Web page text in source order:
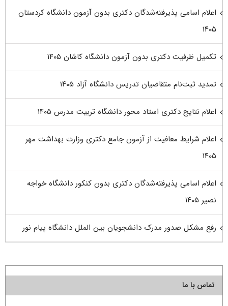
اعلام اسامی پذیرفته‌شدگان دکتری بدون آزمون دانشگاه کردستان
۱۴۰۵
تکمیل ظرفیت دکتری بدون آزمون دانشگاه کاشان ۱۴۰۵
تمدید ثبت‌نام متقاضیان تدریس دانشگاه آزاد ۱۴۰۵
اعلام نتایج دکتری استاد محور دانشگاه تربیت مدرس ۱۴۰۵
اعلام شرایط معافیت از آزمون جامع دکتری وزارت بهداشت مهر
۱۴۰۵
اعلام اسامی پذیرفته‌شدگان دکتری بدون کنکور دانشگاه خواجه
نصیر ۱۴۰۵
رفع مشکل صدور مدرک دانشجویان بین الملل دانشگاه پیام نور
تماس با ما